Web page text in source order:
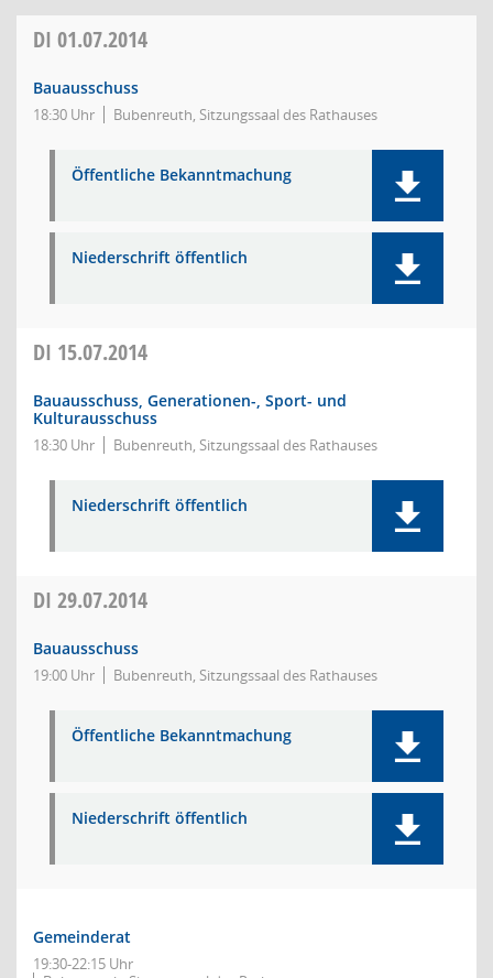
DI 01.07.2014
Bauausschuss
18:30 Uhr Bubenreuth, Sitzungssaal des Rathauses
Öffentliche Bekanntmachung
Niederschrift öffentlich
DI 15.07.2014
Bauausschuss, Generationen-, Sport- und
Kulturausschuss
18:30 Uhr Bubenreuth, Sitzungssaal des Rathauses
Niederschrift öffentlich
DI 29.07.2014
Bauausschuss
19:00 Uhr Bubenreuth, Sitzungssaal des Rathauses
Öffentliche Bekanntmachung
Niederschrift öffentlich
Gemeinderat
19:30-22:15 Uhr